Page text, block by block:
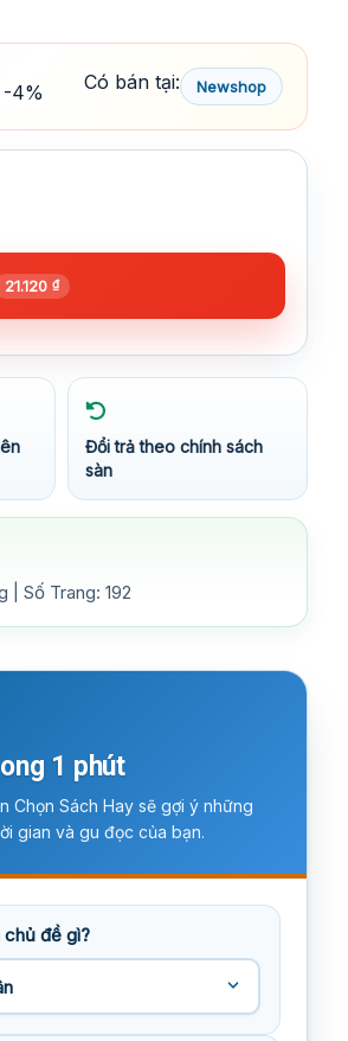
-4% Có bán tại: Newshop
21.120 ₫
Đổi trả theo chính sách
sàn
| Số Trang: 192
1 phút
Chọn Sách Hay sẽ gợi ý những
gian và gu đọc của bạn.
chủ đề gì?